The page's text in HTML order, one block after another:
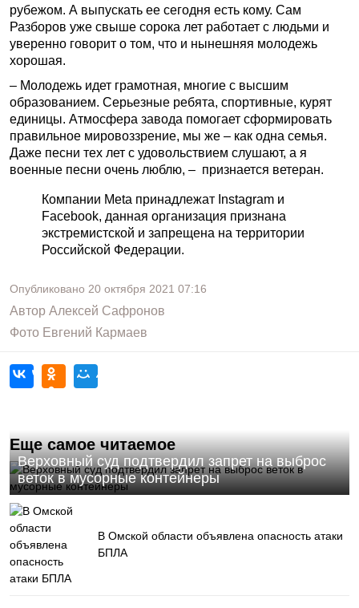
рубежом. А выпускать ее сегодня есть кому. Сам
Разборов уже свыше сорока лет работает с людьми и
уверенно говорит о том, что и нынешняя молодежь
хорошая.
– Молодежь идет грамотная, многие с высшим
образованием. Серьезные ребята, спортивные, курят
единицы. Атмосфера завода помогает сформировать
правильное мировоззрение, мы же – как одна семья.
Даже песни тех лет с удовольствием слушают, а я
военные песни очень люблю, – признается ветеран.
Компании Meta принадлежат Instagram и
Facebook, данная организация признана
экстремистской и запрещена на территории
Российской Федерации.
Опубликовано 20 октября 2021 07:16
Автор Алексей Сафронов
Фото Евгений Кармаев
Еще самое читаемое
Верховный суд подтвердил запрет на выброс
веток в мусорные контейнеры
В Омской области объявлена опасность атаки
БПЛА